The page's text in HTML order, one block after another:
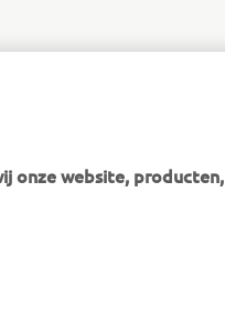
onze website, producten,